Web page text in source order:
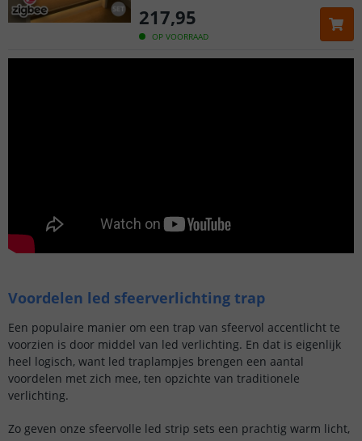
OP VOORRAAD
217,95
Voordelen led sfeerverlichting trap
Een populaire manier om een trap van sfeervol accentlicht te
voorzien is door middel van led verlichting. En dat is eigenlijk
heel logisch, want led traplampjes brengen een aantal
voordelen met zich mee, ten opzichte van traditionele
verlichting.
Zo geven onze sfeervolle led strip sets een prachtig warm licht,